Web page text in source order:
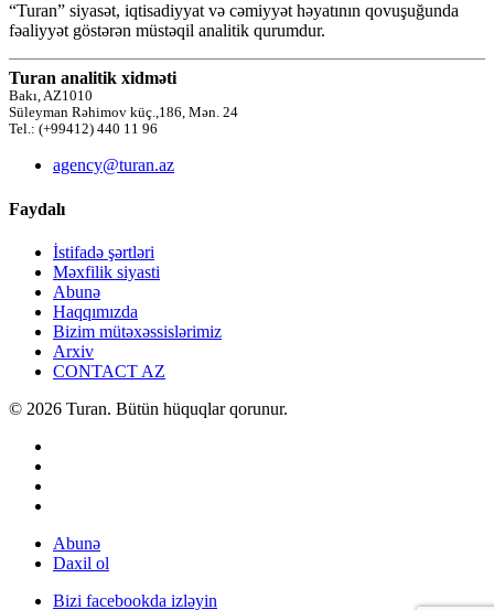
“Turan” siyasət, iqtisadiyyat və cəmiyyət həyatının qovuşuğunda
fəaliyyət göstərən müstəqil analitik qurumdur.
Turan analitik xidməti
Bakı, AZ1010
Süleyman Rəhimov küç.,186, Mən. 24
Tel.: (+99412) 440 11 96
agency@turan.az
Faydalı
İstifadə şərtləri
Məxfilik siyasti
Abunə
Haqqımızda
Bizim mütəxəssislərimiz
Arxiv
CONTACT AZ
© 2026 Turan. Bütün hüquqlar qorunur.
Abunə
Daxil ol
Bizi facebookda izləyin